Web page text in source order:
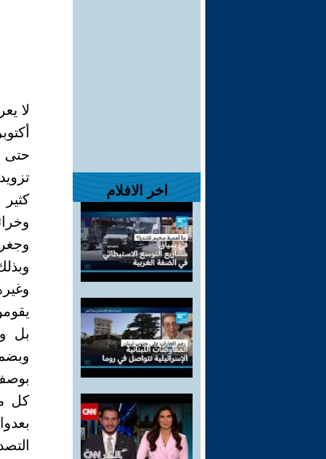
اخر الافلام
لا
حتى
بل
كل